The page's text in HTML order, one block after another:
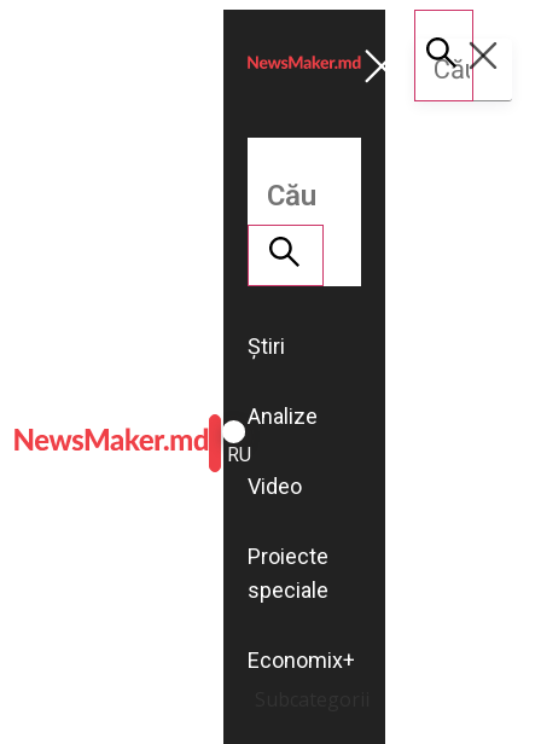
ROMÂNĂ
RU
Știri
Analize
Video
Proiecte
speciale
Economix+